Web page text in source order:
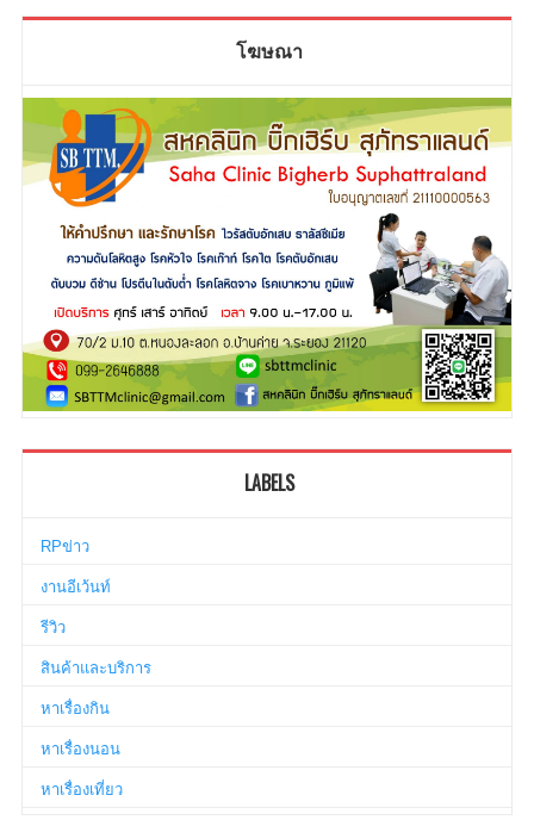
โฆษณา
LABELS
RPข่าว
งานอีเว้นท์
รีวิว
สินค้าและบริการ
หาเรื่องกิน
หาเรื่องนอน
หาเรื่องเที่ยว